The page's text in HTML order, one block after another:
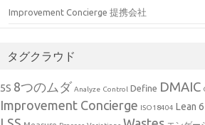
Improvement Concierge 提携会社
タグクラウド
5S 8つのムダ Analyze Control Define DMAIC
Improvement Concierge ISO18404 Lean